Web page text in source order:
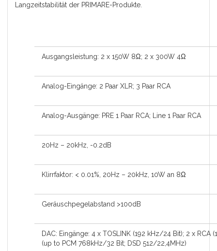
Langzeitstabilität der PRIMARE-Produkte.
Ausgangsleistung: 2 x 150W 8Ω; 2 x 300W 4Ω
Analog-Eingänge: 2 Paar XLR; 3 Paar RCA
Analog-Ausgänge: PRE 1 Paar RCA; Line 1 Paar RCA
20Hz – 20kHz, -0.2dB
Klirrfaktor: < 0.01%, 20Hz – 20kHz, 10W an 8Ω
Geräuschpegelabstand >100dB
DAC: Eingänge: 4 x TOSLINK (192 kHz/24 Bit); 2 x RCA
(up to PCM 768kHz/32 Bit; DSD 512/22,4MHz)